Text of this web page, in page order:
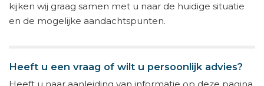
kijken wij graag samen met u naar de huidige situatie
en de mogelijke aandachtspunten.
Heeft u een vraag of wilt u persoonlijk advies?